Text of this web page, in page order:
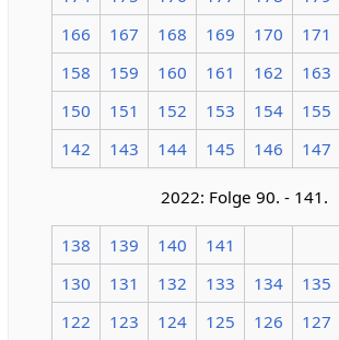
166
167 168 169 170 171
158
159 160 161 162 163
150
151 152 153 154 155
142
143 144 145 146 147
2022: Folge 90. - 141.
138 139 140
141
130
131 132 133 134 135
122
123 124 125 126 127